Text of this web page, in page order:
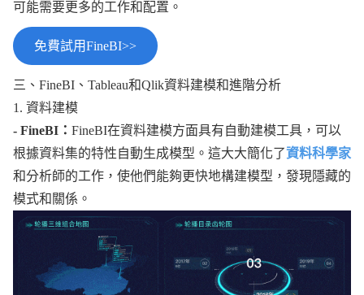
可能需要更多的工作和配置。
免費試用FineBI>>
三、FineBI、Tableau和Qlik資料建模和進階分析
1. 資料建模
- FineBI： FineBI在資料建模方面具有自動建模工具，可以
根據資料集的特性自動生成模型。這大大簡化了資料科學家
和分析師的工作，使他們能夠更快地構建模型，發現隱藏的
模式和關係。